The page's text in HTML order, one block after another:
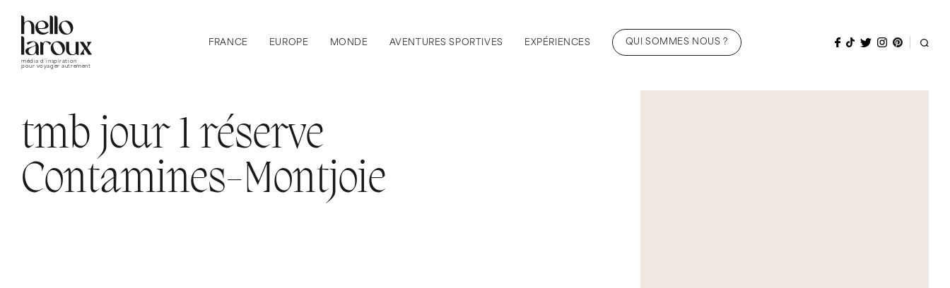
média d’inspiration
pour voyager autrement
FRANCE EUROPE MONDE AVENTURES SPORTIVES EXPÉRIENCES QUI SOMMES NOUS ?
tmb jour 1 réserve
Contamines-Montjoie